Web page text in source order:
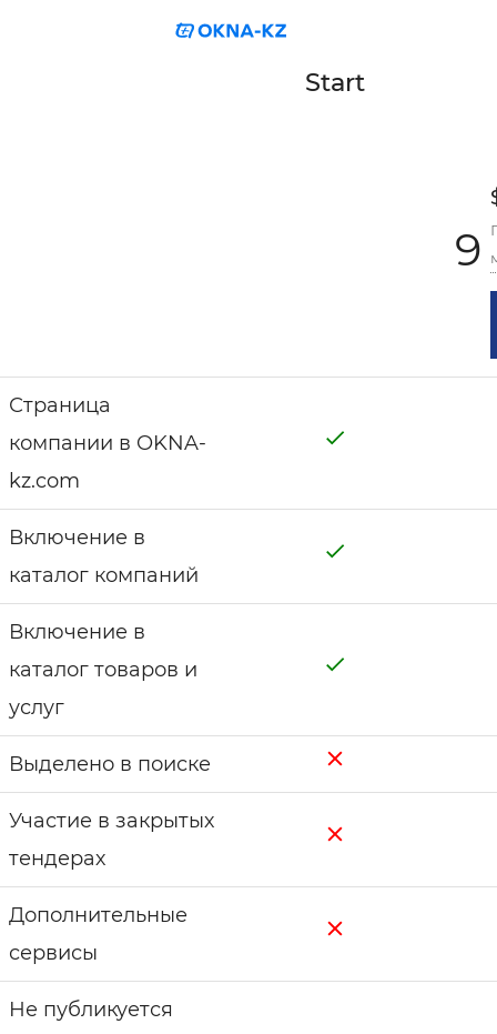
Start
9
Страница
компании в OKNA-
kz.com
Включение в
каталог компаний
Включение в
каталог товаров и
услуг
Выделено в поиске
Участие в закрытых
тендерах
Дополнительные
сервисы
Не публикуется